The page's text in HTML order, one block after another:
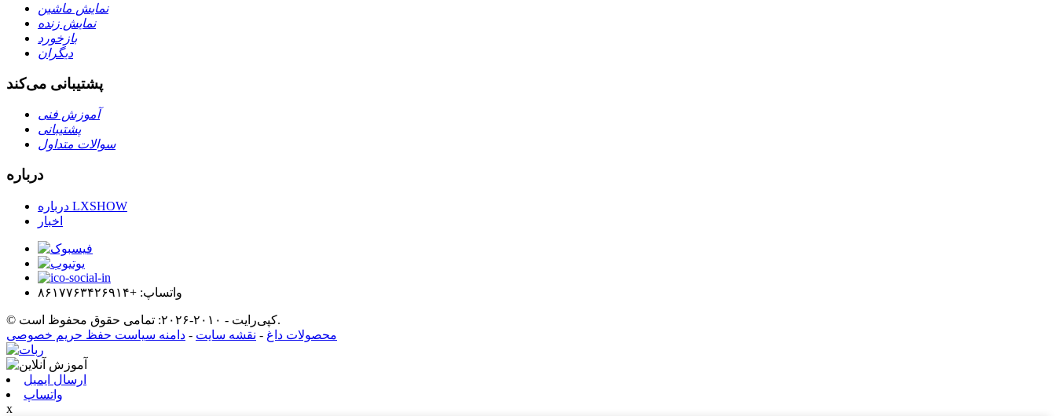
نمایش ماشین
نمایش زنده
بازخورد
دیگران
پشتیبانی می‌کند
آموزش فنی
پشتیبانی
سوالات متداول
درباره
درباره LXSHOW
اخبار
واتساپ: +۸۶۱۷۷۶۳۴۲۶۹۱۴
© کپی‌رایت - ۲۰۱۰-۲۰۲۶: تمامی حقوق محفوظ است.
محصولات داغ - نقشه سایت - دامنه سیاست حفظ حریم خصوصی
ارسال ایمیل
واتساپ
x